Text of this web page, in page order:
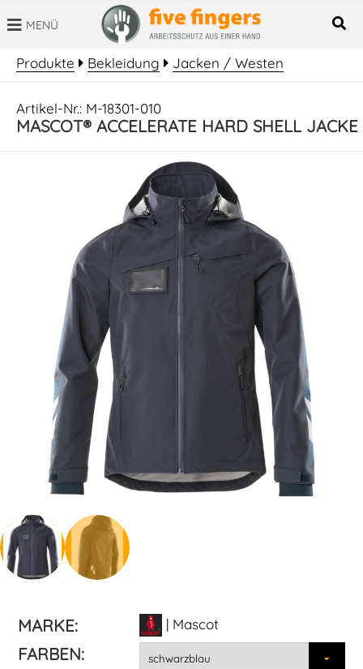
SUCHBEGRIFF
MENÜ
Produkte Bekleidung Jacken / Westen
Artikel-Nr.: M-18301-010
MASCOT® ACCELERATE HARD SHELL JACKE
MARKE: | Mascot
FARBEN: